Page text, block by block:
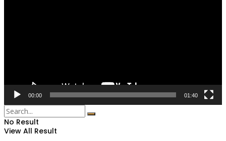
00:00 01:40
No Result
View All Result